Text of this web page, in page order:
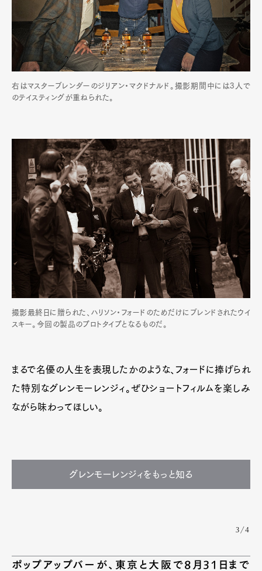
右はマスターブレンダーのジリアン・マクドナルド。撮影期間中には3人で
のテイスティングが重ねられた。
撮影最終日に贈られた、ハリソン・フォードのためだけにブレンドされたウイ
スキー。今回の製品のプロトタイプとなるものだ。
まるで名優の人生を表現したかのような、フォードに捧げられ
た特別なグレンモーレンジィ。ぜひショートフィルムを楽しみ
ながら味わってほしい。
グレンモーレンジィをもっと知る
3/4
ポップアップバーが、東京と大阪で8月31日まで